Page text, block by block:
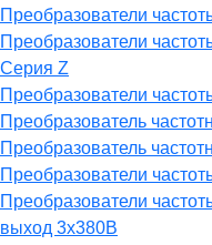
Преобразователи
Преобразователи
Серия Z
Преобразователи
Преобразователь
Преобразователь
Преобразователи
Преобразователи
выход 3х380В